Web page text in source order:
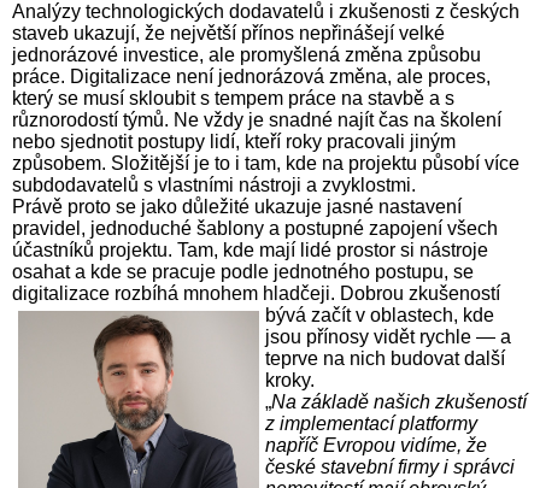
Analýzy technologických dodavatelů i zkušenosti z českých
staveb ukazují, že největší přínos nepřinášejí velké
jednorázové investice, ale promyšlená změna způsobu
práce. Digitalizace není jednorázová změna, ale proces,
který se musí skloubit s tempem práce na stavbě a s
různorodostí týmů. Ne vždy je snadné najít čas na školení
nebo sjednotit postupy lidí, kteří roky pracovali jiným
způsobem. Složitější je to i tam, kde na projektu působí více
subdodavatelů s vlastními nástroji a zvyklostmi.
Právě proto se jako důležité ukazuje jasné nastavení
pravidel, jednoduché šablony a postupné zapojení všech
účastníků projektu. Tam, kde mají lidé prostor si nástroje
osahat a kde se pracuje podle jednotného postupu, se
digitalizace rozbíhá mnohem hladčeji. Dobrou zkušeností
bývá začít v oblastech, kde
jsou přínosy vidět rychle — a
teprve na nich budovat další
kroky.
„Na základě našich zkušeností
z implementací platformy
napříč Evropou vidíme, že
české stavební firmy i správci